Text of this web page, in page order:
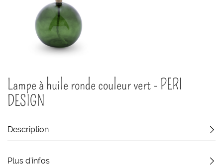
au
début
de
d’images
Lampe à huile ronde couleur vert - PERI
DESIGN
Description
Plus d'infos